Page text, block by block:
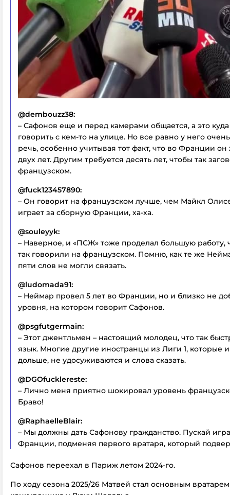
@dembouzz38:
– Сафонов еще и перед камерами общается, а это
говорить с кем-то на улице. Но все равно у него
речь, особенно учитывая тот факт, что во Франции
двух лет. Другим требуется десять лет, чтобы так
французском.
@fuck123457890:
– Он говорит на французском лучше, чем Майкл
играет за сборную Франции, ха-ха.
@souleyyk:
– Наверное, и «ПСЖ» тоже проделал большую работу,
так говорили на французском. Помню, как те же
пяти слов не могли связать.
@ludomada91:
– Неймар провел 5 лет во Франции, но и близко не
уровня, на котором говорит Сафонов.
@psgfutgermain:
– Этот джентльмен – настоящий молодец, что так
язык. Многие другие иностранцы из Лиги 1, которые
дольше, не удосуживаются и слова сказать.
@DGOfucklereste:
– Лично меня приятно шокировал уровень
Браво!
@RaphaelleBlair:
– Мы должны дать Сафонову гражданство. Пускай
Франции, подменяя первого вратаря, который
Сафонов переехал в Париж летом 2024-го.
По ходу сезона 2025/26 Матвей стал основным